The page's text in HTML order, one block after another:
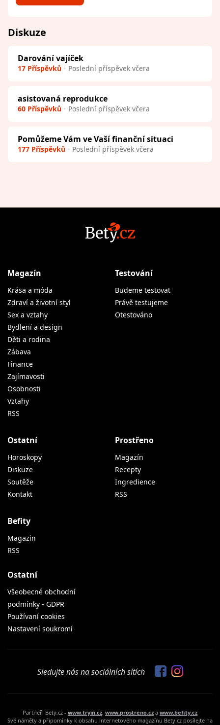
Diskuze
Darování vajíček
17 Příspěvků Poslední příspěvek včera
asistovaná reprodukce
60 Příspěvků Poslední příspěvek včera
Pomůžeme Vám ve Vaší finanční situaci
177 Příspěvků Poslední příspěvek včera
Magazín
Krása a móda
Zdraví a životní styl
Sex a vztahy
Bydlení a design
Děti a rodina
Zábava
Finance
Zajímavosti
Osobnosti
Vztahy
RSS
Testování
Budeme testovat
Právě testujeme
Otestováno
Ostatní
Horoskopy
Diskuze
Soutěže
Kontakt
Prostřeno
Magazín
Recepty
Ingredience
RSS
Befity
Magazin
RSS
Ostatní
Všeobecné obchodní
podmínky - GDPR
Používaní cookies
Nastavení soukromí
Sledujte nás na sociálních sítích
Partneři Bety.cz - www.tryin.cz, www.prostreno.cz a www.befity.cz
Své náměty a připomínky k obsahu internetového magazínu Bety.cz posílejte na